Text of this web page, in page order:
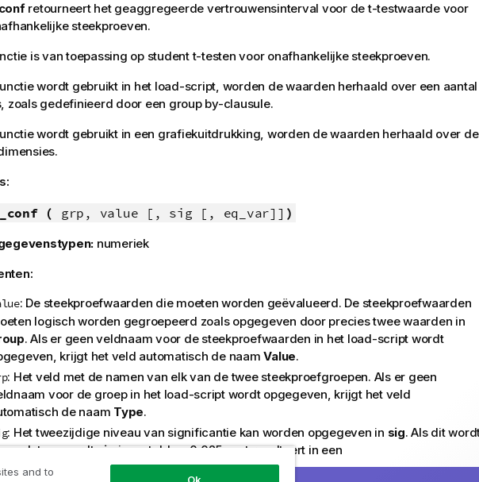
retourneert het geaggregeerde vertrouwensinterval voor de t-testwaarde voor
steekproeven.
is van toepassing op student t-testen voor onafhankelijke steekproeven.
wordt gebruikt in het load-script, worden de waarden herhaald over een aantal
zoals gedefinieerd door een group by-clausule.
wordt gebruikt in een grafiekuitdrukking, worden de waarden herhaald over de
( grp, value [, sig [, eq_var]] )
numeriek
: De steekproefwaarden die moeten worden geëvalueerd. De steekproefwaarden
logisch worden gegroepeerd zoals opgegeven door precies twee waarden in
. Als er geen veldnaam voor de steekproefwaarden in het load-script wordt
krijgt het veld automatisch de naamValue.
: Het veld met de namen van elk van de twee steekproefgroepen. Als er geen
voor de groep in het load-script wordt opgegeven, krijgt het veld
de naam Type.
: Het tweezijdige niveau van significantie kan worden opgegeven in sig. Als dit
wordtsigingesteld op 0.025, wat resulteert in een
van 95%.
and to